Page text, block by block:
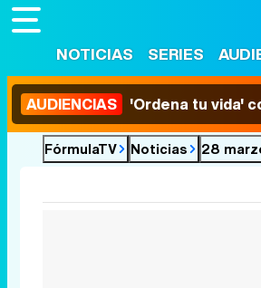
NOTICIAS SERIES
AUDIENCIAS 'Ordena tu vida'
FórmulaTV Noticias 28